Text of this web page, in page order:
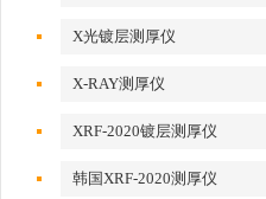
X光镀层测厚仪
X-RAY测厚仪
XRF-2020镀层测厚仪
韩国XRF-2020测厚仪